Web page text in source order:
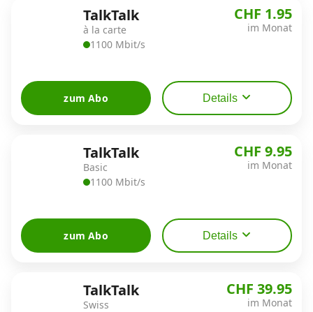
Forum
TalkTalk
à la carte
1100 Mbit/s
CHF 1.95
im Monat
zum Abo Details
TalkTalk
Basic
1100 Mbit/s
CHF 9.95
im Monat
zum Abo Details
TalkTalk
Swiss
CHF 39.95
im Monat